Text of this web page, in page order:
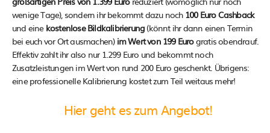
wenige Tage), sondern ihr bekommt dazu noch 100 Euro Cashback
und eine kostenlose Bildkalibrierung (könnt ihr dann einen Termin
bei euch vor Ort ausmachen) im Wert von 199 Eurogratis obendrauf.
Effektiv zahlt ihr also nur 1.299 Euro und bekommt noch
Zusatzleistungen im Wert von rund 200 Euro geschenkt. Übrigens:
eine professionelle Kalibrierung kostet zum Teil weitaus mehr!
Hier geht es zum Angebot!